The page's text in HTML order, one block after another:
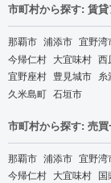
市町村から探す: 賃
那覇市 浦添市 宜野湾
今帰仁村 大宜味村 西
宜野座村 豊見城市 糸
久米島町 石垣市
市町村から探す: 売
那覇市 浦添市 宜野湾
今帰仁村 大宜味村 国